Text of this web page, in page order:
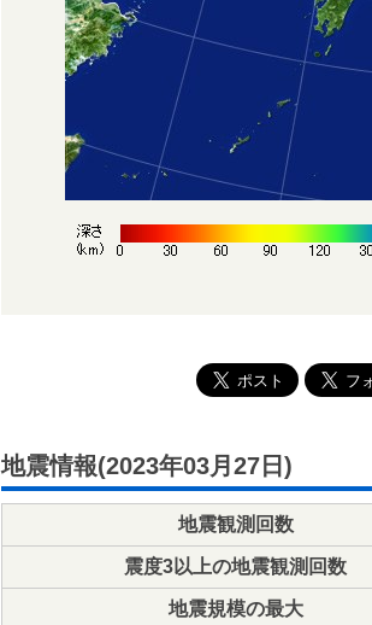
地震情報(2023年03月27日)
地震観測回数
震度3以上の地震観測回数
地震規模の最大